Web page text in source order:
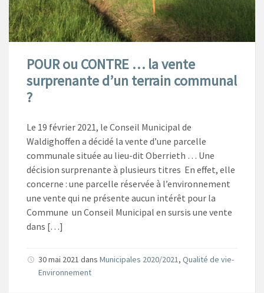
POUR ou CONTRE … la vente
surprenante d’un terrain communal
?
Le 19 février 2021, le Conseil Municipal de
Waldighoffen a décidé la vente d’une parcelle
communale située au lieu-dit Oberrieth … Une
décision surprenante à plusieurs titres En effet, elle
concerne : une parcelle réservée à l’environnement
une vente qui ne présente aucun intérêt pour la
Commune un Conseil Municipal en sursis une vente
dans […]
30 mai 2021 dans Municipales 2020/2021, Qualité de vie-
Environnement